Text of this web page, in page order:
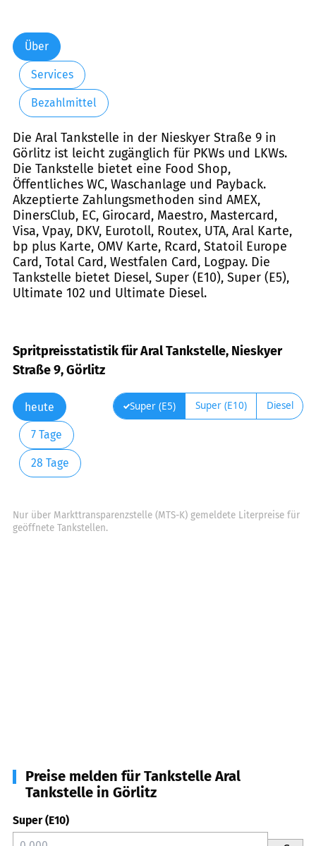
Über
Services
Bezahlmittel
Die Aral Tankstelle in der Nieskyer Straße 9 in
Görlitz ist leicht zugänglich für PKWs und LKWs.
Die Tankstelle bietet eine Food Shop,
Öffentliches WC, Waschanlage und Payback.
Akzeptierte Zahlungsmethoden sind AMEX,
DinersClub, EC, Girocard, Maestro, Mastercard,
Visa, Vpay, DKV, Eurotoll, Routex, UTA, Aral Karte,
bp plus Karte, OMV Karte, Rcard, Statoil Europe
Card, Total Card, Westfalen Card, Logpay. Die
Tankstelle bietet Diesel, Super (E10), Super (E5),
Ultimate 102 und Ultimate Diesel.
Spritpreisstatistik für Aral Tankstelle, Nieskyer
Straße 9, Görlitz
heute
7 Tage
28 Tage
Super (E5) Super (E10) Diesel
Nur über Markttransparenzstelle (MTS-K) gemeldete Literpreise für
geöffnete Tankstellen.
Preise melden für Tankstelle Aral
Tankstelle in Görlitz
Super (E10)